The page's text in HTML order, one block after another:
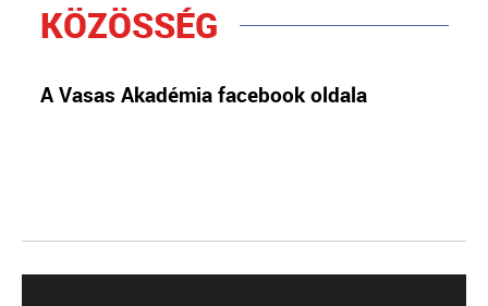
KÖZÖSSÉG
A Vasas Akadémia facebook oldala